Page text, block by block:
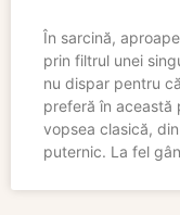
În sarcină,
prin filtrul unei
nu dispar pentru
preferă în această
vopsea clasică,
puternic. La fel